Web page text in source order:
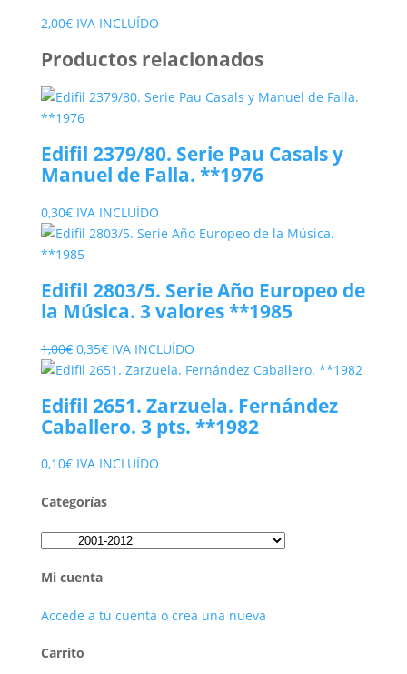
2,00€ IVA INCLUÍDO
Productos relacionados
Edifil 2379/80. Serie Pau Casals y
Manuel de Falla. **1976
0,30€ IVA INCLUÍDO
Edifil 2803/5. Serie Año Europeo de
la Música. 3 valores **1985
1,00€ El
precio
era:
1,00€.
0,35€El
precio
es:
0,35€.
IVA INCLUÍDO
Edifil 2651. Zarzuela. Fernández
Caballero. 3 pts. **1982
0,10€ IVA INCLUÍDO
Categorías
Mi cuenta
Accede a tu cuenta o crea una nueva
Carrito